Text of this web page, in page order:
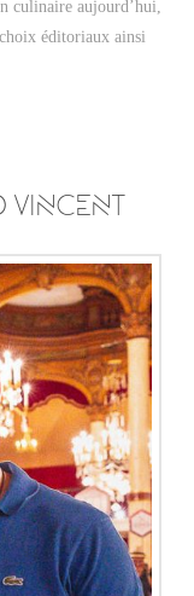
culinaire aujourd’hui,
éditoriaux ainsi
VINCENT